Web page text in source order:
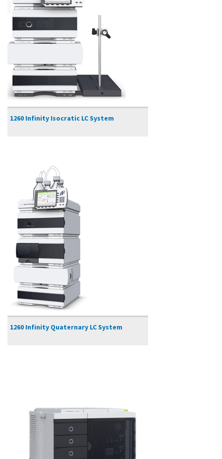
1260 Infinity Isocratic LC System
1260 Infinity Quaternary LC System